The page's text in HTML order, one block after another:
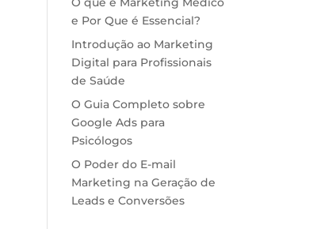
e Por Que é Essencial?
Introdução ao Marketing
Digital para Profissionais
de Saúde
O Guia Completo sobre
Google Ads para
Psicólogos
O Poder do E-mail
Marketing na Geração de
Leads e Conversões